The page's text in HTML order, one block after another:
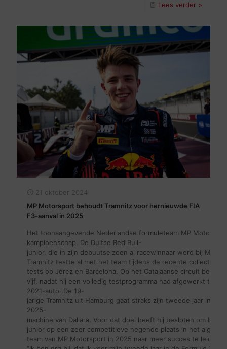
Lees verder >
21 oktober 2024
MP Motorsport behoudt Tramnitz voor hernieuwde FIA
F3-aanval in 2025
Het toonaangevende Nederlandse formuleteam MP
kampioenschap. De Duitse Red Bull-
junior, die in zijn debuutseizoen al racewinnaar werd bij MP,
Tramnitz testte al met het team tijdens de recente collectieve
tests op Jérez en Barcelona. Op het Catalaanse circuit
vijf, nadat hij een volledig testprogramma had afgewerkt
2021-auto. De 19-
jarige Tramnitz uit Hamburg gaat straks zijn tweede jaar in de
2025-
machine van Dallara. Voor dat doel heeft hij besloten om bij
junior op een zeer competitieve negende plaats in het
team van MP Motorsport in 2025 naar meer succes te leiden.